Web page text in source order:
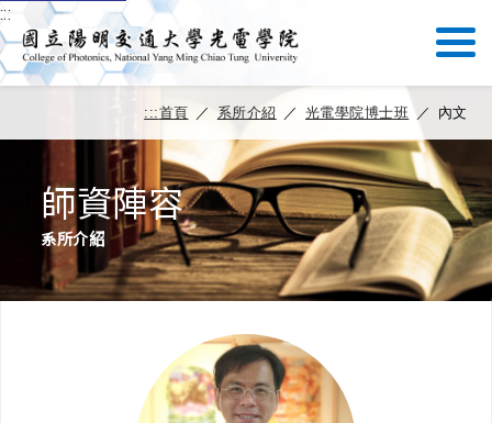
:::
:::首頁 ／ 系所介紹 ／ 光電學院博士班 ／ 內文
師資陣容
系所介紹